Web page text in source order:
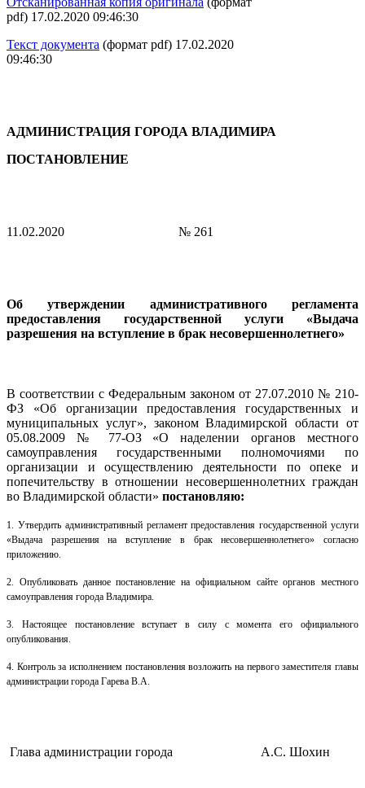
pdf) 17.02.2020 09:46:30
Текст документа (формат pdf) 17.02.2020
09:46:30
АДМИНИСТРАЦИЯ ГОРОДА ВЛАДИМИРА
ПОСТАНОВЛЕНИЕ
11.02.2020 № 261
Об утверждении административного регламента
предоставления государственной услуги «Выдача
разрешения на вступление в брак несовершеннолетнего»
В соответствии с Федеральным законом от 27.07.2010 № 210-
ФЗ «Об организации предоставления государственных и
муниципальных услуг», законом Владимирской области от
05.08.2009 № 77-ОЗ «О наделении органов местного
самоуправления государственными полномочиями по
организации и осуществлению деятельности по опеке и
попечительству в отношении несовершеннолетних граждан
во Владимирской области» постановляю:
1. Утвердить административный регламент предоставления государственной услуги
«Выдача разрешения на вступление в брак несовершеннолетнего» согласно
приложению.
2. Опубликовать данное постановление на официальном сайте органов местного
самоуправления города Владимира.
3. Настоящее постановление вступает в силу с момента его официального
опубликования.
4. Контроль за исполнением постановления возложить на первого заместителя главы
администрации города Гарева В.А.
Глава администрации города А.С. Шохин